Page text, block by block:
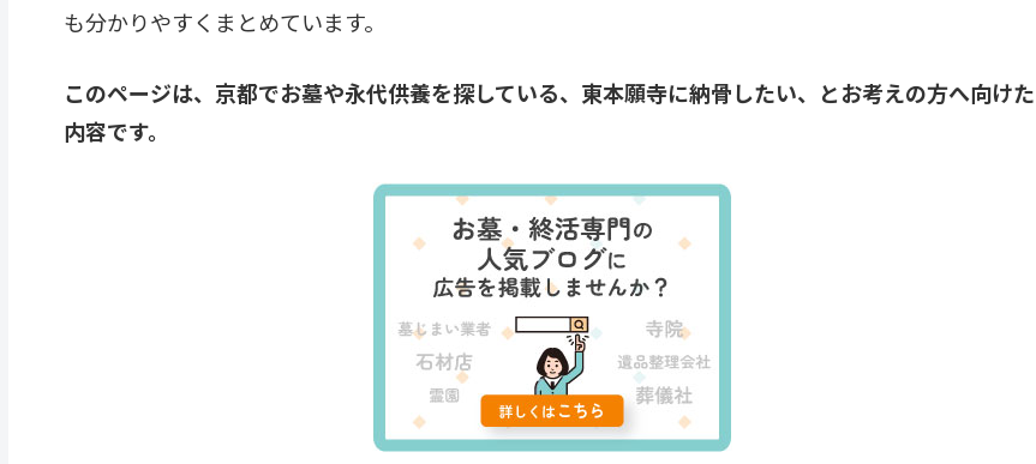
も分かりやすくまとめています。
このページは、京都でお墓や永代供養を探している、東本願寺に納骨したい、とお考えの方へ向けた
内容です。